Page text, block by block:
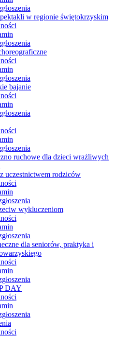
w regionie świętokrzyskim
bajanie
ruchowe dla dzieci wrażliwych
uczestnictwem rodziców
wykluczeniom
dla seniorów, praktyka i
DAY